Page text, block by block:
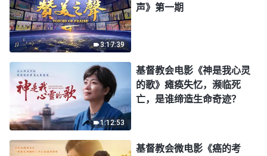
3:17:39
声》第一期
1:12:53
基督教会电影《神是我心灵
的歌》瘫痪失忆，濒临死
亡，是谁缔造生命奇迹？
基督教会微电影《癌的考